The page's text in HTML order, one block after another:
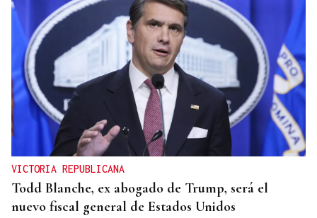
VICTORIA REPUBLICANA
Todd Blanche, ex abogado de Trump, será el
nuevo fiscal general de Estados Unidos